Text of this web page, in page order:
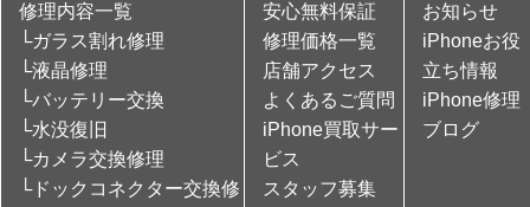
修理内容一覧
└ガラス割れ修理
└液晶修理
└バッテリー交換
└水没復旧
└カメラ交換修理
└ドックコネクター交換修
安心無料保証
修理価格一覧
店舗アクセス
よくあるご質問
iPhone買取サー
ビス
スタッフ募集
お知らせ
iPhoneお役
立ち情報
iPhone修理
ブログ